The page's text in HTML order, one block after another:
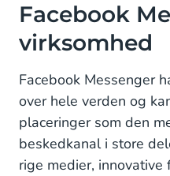
Facebook
virksomhed
Facebook Messenger
over hele verden og
placeringer som den
beskedkanal i store
rige medier,